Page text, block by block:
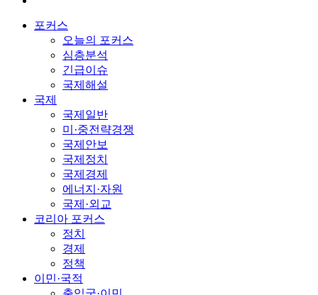
포커스
오늘의 포커스
심층분석
긴급이슈
국제해설
국제
국제일반
미·중전략경쟁
국제안보
국제정치
국제경제
에너지·자원
국제·외교
코리아 포커스
정치
경제
정책
이민·국적